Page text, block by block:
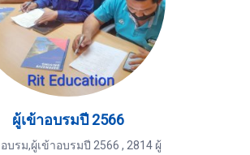
ผู้เข้าอบรมปี 2566
บรม,ผู้เข้าอบรมปี 2566 , 2814 ผู้